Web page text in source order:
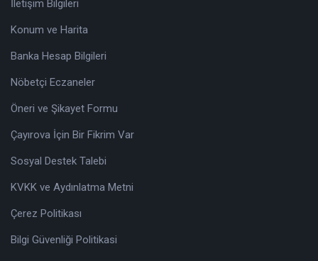
İletişim Bilgileri
Konum ve Harita
Banka Hesap Bilgileri
Nöbetçi Eczaneler
Öneri ve Şikayet Formu
Çayırova İçin Bir Fikrim Var
Sosyal Destek Talebi
KVKK ve Aydınlatma Metni
Çerez Politikası
Bilgi Güvenliği Politikasi